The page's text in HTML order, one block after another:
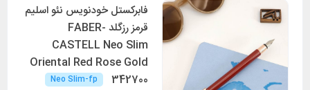
فابرکستل خودنویس نئو اسلیم
قرمز رزگلد FABER-
CASTELL Neo Slim
Oriental Red Rose Gold
342700
Neo Slim-fp